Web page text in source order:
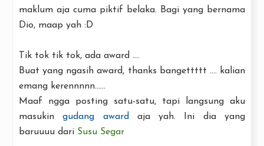
maklum aja cuma piktif belaka. Bagi yang bernama
Dio, maap yah :D
Tik tok tik tok, ada award ....
Buat yang ngasih award, thanks bangettttt .... kalian
emang kerennnnn......
Maaf ngga posting satu-satu, tapi langsung aku
masukingudang award aja yah. Ini dia yang
baruuuu dari Susu Segar